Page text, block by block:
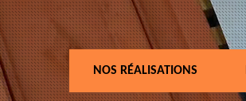
NOS RÉALISATIONS